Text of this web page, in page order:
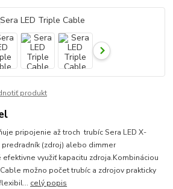
produkt
pripojenie až troch trubíc Sera LED X-
predradník (zdroj) alebo dimmer
efektivne využiť kapacitu zdroja.Kombináciou
možno počet trubíc a zdrojov prakticky
celý popis